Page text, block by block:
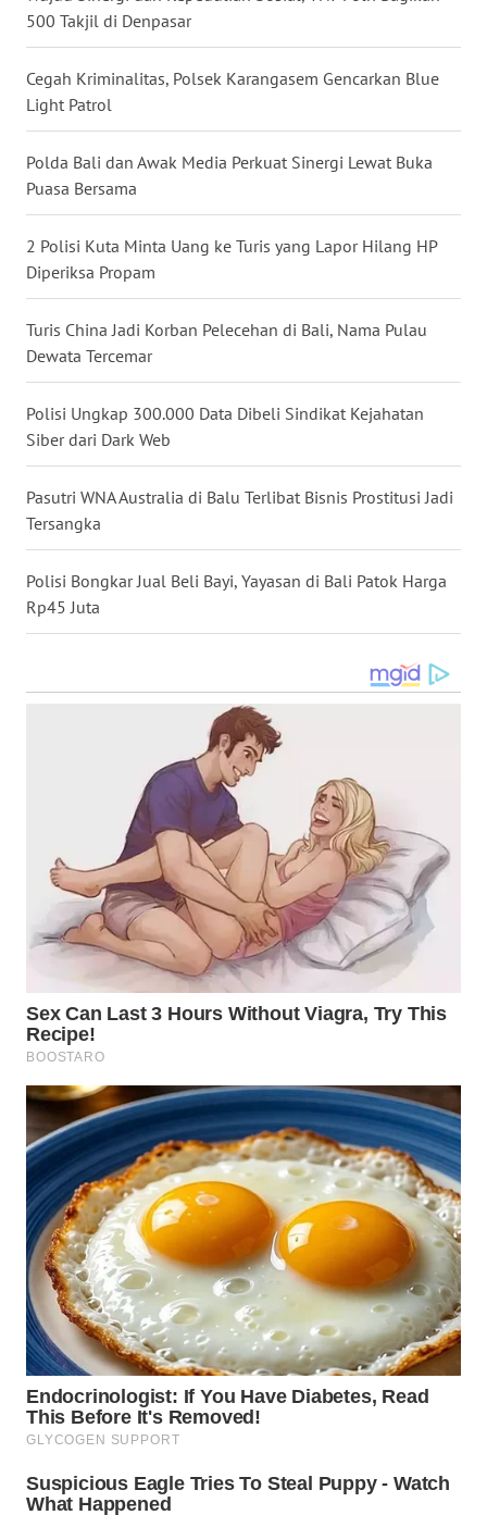
500 Takjil di Denpasar
Cegah Kriminalitas, Polsek Karangasem Gencarkan Blue
Light Patrol
Polda Bali dan Awak Media Perkuat Sinergi Lewat Buka
Puasa Bersama
2 Polisi Kuta Minta Uang ke Turis yang Lapor Hilang HP
Diperiksa Propam
Turis China Jadi Korban Pelecehan di Bali, Nama Pulau
Dewata Tercemar
Polisi Ungkap 300.000 Data Dibeli Sindikat Kejahatan
Siber dari Dark Web
Pasutri WNA Australia di Balu Terlibat Bisnis Prostitusi Jadi
Tersangka
Polisi Bongkar Jual Beli Bayi, Yayasan di Bali Patok Harga
Rp45 Juta
WN
WN
TOBA
WN
NIAS
WN
LANGKAT
WN
TAPANULI
SELATAN
LESUNG
SIMALUNGUN
WN
LABUHANBATU
WN
TAPANULI
TENGAH
WN DELI
SERDANG
WN
TEBING
TINGGI
WN
PAKPAK
WN
KARAWANG
WN